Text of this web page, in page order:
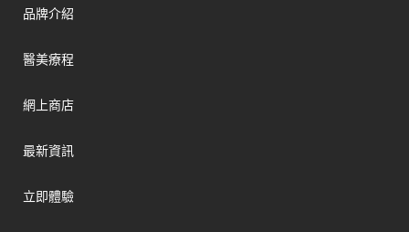
品牌介紹
醫美療程
網上商店
最新資訊
立即體驗